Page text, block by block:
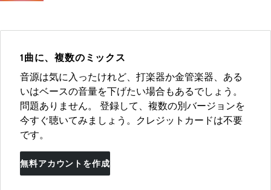
1曲に、複数のミックス
音源は気に入ったけれど、打楽器か金管楽器、ある
いはベースの音量を下げたい場合もあるでしょう。
問題ありません。 登録して、複数の別バージョンを
今すぐ聴いてみましょう。クレジットカードは不要
です。
無料アカウントを作成